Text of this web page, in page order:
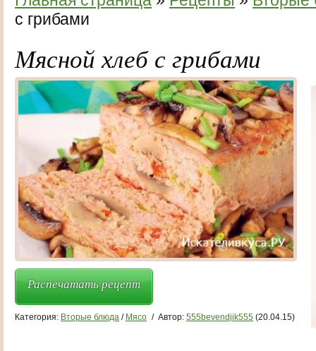
с грибами
Мясной хлеб с грибами
Распечатать рецепт
Категория: Вторые блюда / Мясо / Автор: 555bevendjik555 (20.04.15)